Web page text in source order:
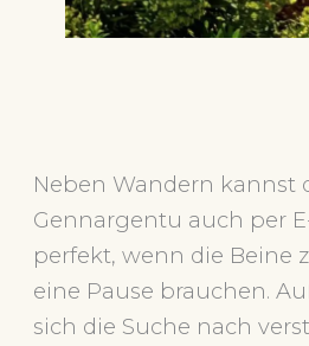
Neben Wandern kannst
Gennargentu auch per
perfekt, wenn die Beine
eine Pause brauchen.
sich die Suche nach